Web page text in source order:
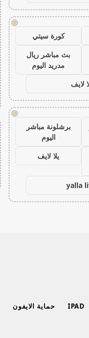
!
كورة سيتي
بث مباشر ريال
مدريد اليوم
لايف
!
برشلونة مباشر
اليوم
يلا لايف
yalla
IPAD حماية الايفون